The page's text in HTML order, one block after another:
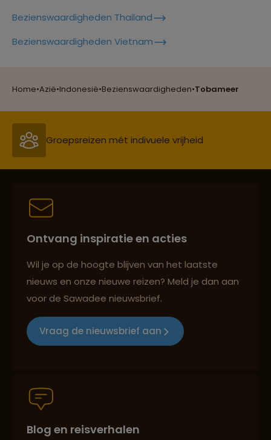
Home•Azië•Indonesië•Bezienswaardigheden•Tobameer
Lees meer over Malang
Lees meer over Medan
Lees meer over Merapi
Bezienswaardigheden Thailand
Bezienswaardigheden Vietnam
Reizen met oog voor mens, cultuur en milieu
Persoonlijk en deskundig reisadvies
Best beoordeelde reisroutes
Groepsreizen mét indivuele vrijheid
Best beoordeelde reisroutes
Ontvang inspiratie en acties
Wil je op de hoogte blijven van het laatste
nieuws en onze nieuwe reizen? Meld je dan aan
voor de Sawadee nieuwsbrief.
Vraag de nieuwsbrief aan
Blog en reisverhalen